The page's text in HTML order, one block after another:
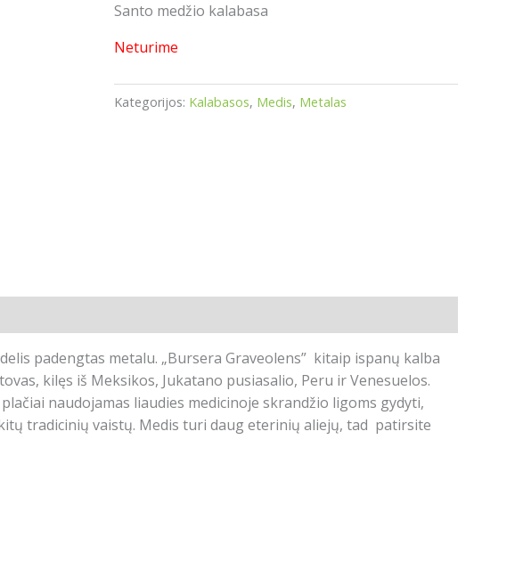
Santo medžio kalabasa
Neturime
Kategorijos: Kalabasos, Medis, Metalas
padengtas metalu. „Bursera Graveolens” kitaip ispanų kalba
kilęs iš Meksikos, Jukatano pusiasalio, Peru ir Venesuelos.
naudojamas liaudies medicinoje skrandžio ligoms gydyti,
tradicinių vaistų. Medis turi daug eterinių aliejų, tad patirsite